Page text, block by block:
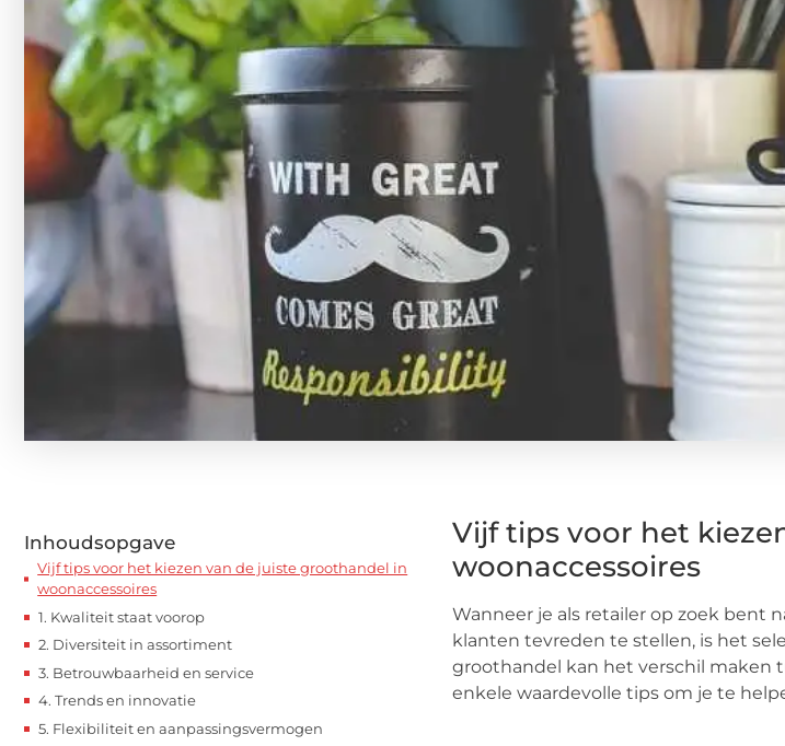
Inhoudsopgave
Vijf tips voor het kiezen van de juiste groothandel in
woonaccessoires
1. Kwaliteit staat voorop
2. Diversiteit in assortiment
3. Betrouwbaarheid en service
4. Trends en innovatie
5. Flexibiliteit en aanpassingsvermogen
Vijf tips voor het
woonaccessoires
Wanneer je als retailer op zoek bent
klanten tevreden te stellen, is het
groothandel kan het verschil maken
enkele waardevolle tips om je te